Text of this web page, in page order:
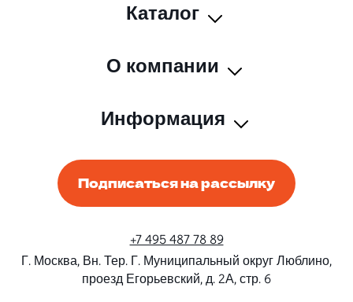
Каталог
О компании
Информация
Подписаться на рассылку
+7 495 487 78 89
Г. Москва, Вн. Тер. Г. Муниципальный округ Люблино,
проезд Егорьевский, д. 2А, стр. 6